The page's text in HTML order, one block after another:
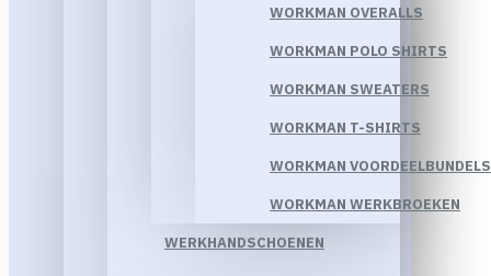
WORKMAN OVERALLS
WORKMAN POLO SHIRTS
WORKMAN SWEATERS
WORKMAN T-SHIRTS
WORKMAN VOORDEELBUNDELS
WORKMAN WERKBROEKEN
WERKHANDSCHOENEN